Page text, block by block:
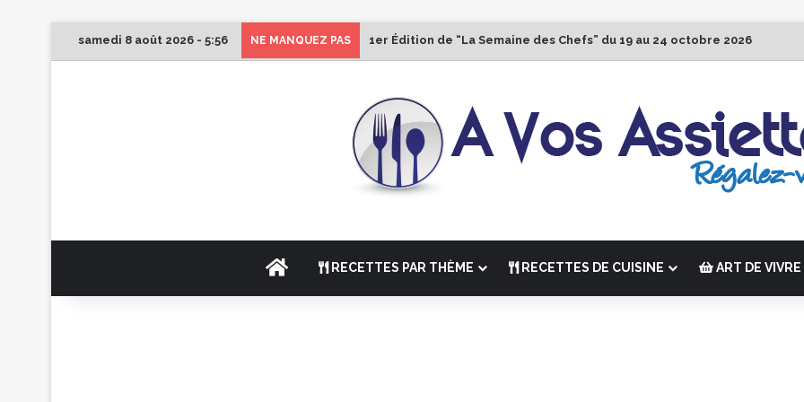
samedi 8 août 2026 - 5:56 NE MANQUEZ PAS 1er Édition de “La Semaine des Chefs” du 19 au 24 octobre 2026
ACCUEILRECETTES PAR THÈME RECETTES DE CUISINE ART DE VIVRE